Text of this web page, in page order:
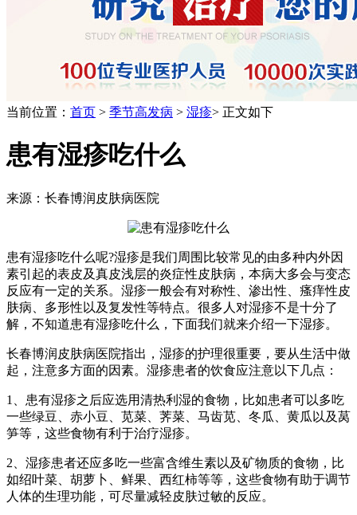
当前位置： 首页 > 季节高发病 > 湿疹> 正文如下
患有湿疹吃什么
来源：长春博润皮肤病医院
患有湿疹吃什么呢?湿疹是我们周围比较常见的由多种内外因
素引起的表皮及真皮浅层的炎症性皮肤病，本病大多会与变态
反应有一定的关系。湿疹一般会有对称性、渗出性、瘙痒性皮
肤病、多形性以及复发性等特点。很多人对湿疹不是十分了
解，不知道患有湿疹吃什么，下面我们就来介绍一下湿疹。
长春博润皮肤病医院指出，湿疹的护理很重要，要从生活中做
起，注意多方面的因素。湿疹患者的饮食应注意以下几点：
1、患有湿疹之后应选用清热利湿的食物，比如患者可以多吃
一些绿豆、赤小豆、苋菜、荠菜、马齿苋、冬瓜、黄瓜以及莴
笋等，这些食物有利于治疗湿疹。
2、湿疹患者还应多吃一些富含维生素以及矿物质的食物，比
如绍叶菜、胡萝卜、鲜果、西红柿等等，这些食物有助于调节
人体的生理功能，可尽量减轻皮肤过敏的反应。